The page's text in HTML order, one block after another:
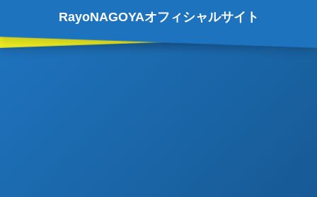
RayoNAGOYAオフィシャルサイト